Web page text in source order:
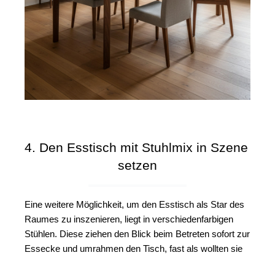
4. Den Esstisch mit Stuhlmix in Szene
setzen
Eine weitere Möglichkeit, um den Esstisch als Star des
Raumes zu inszenieren, liegt in verschiedenfarbigen
Stühlen. Diese ziehen den Blick beim Betreten sofort zur
Essecke und umrahmen den Tisch, fast als wollten sie